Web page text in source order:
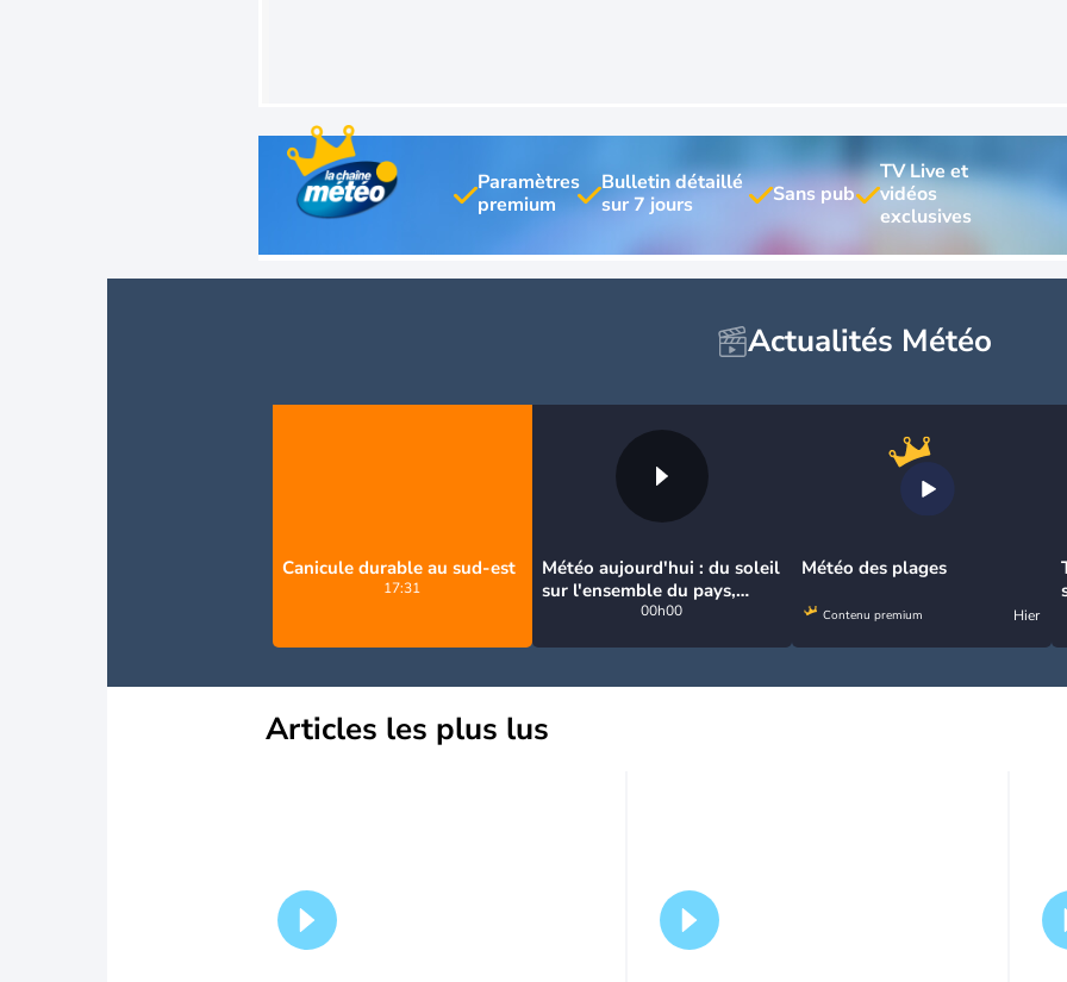
Paramètres
Bulletin détaillé
TV Live et
vidéos
Actualités Météo
Canicule durable au sud-est
17:31
Météo aujourd'hui : du soleil
sur l'ensemble du pays,
jusqu'à 40°C au sud-est
00h00
Météo des plages
Contenu premium Hier
Articles les plus lus